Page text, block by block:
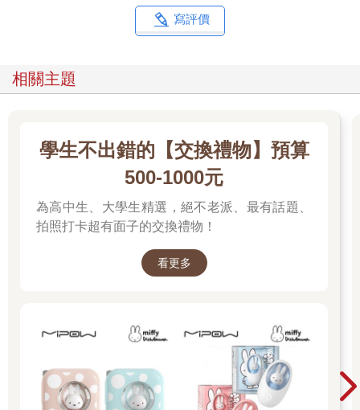
寫評價
相關主題
學生不出錯的【交換禮物】預算
500-1000元
為高中生、大學生精選，絕不老派、最有話題、
拍照打卡超有面子的交換禮物！
看更多